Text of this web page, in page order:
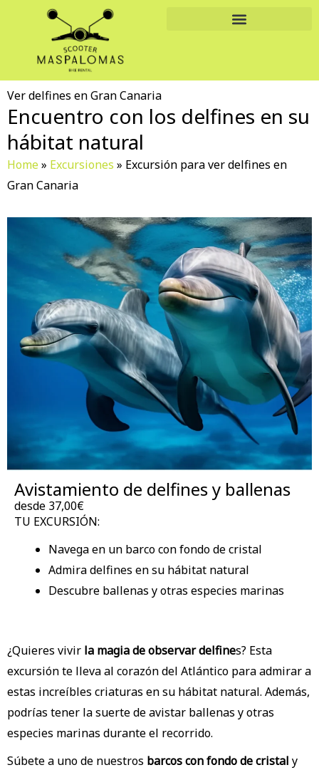
Ver delfines en Gran Canaria
Encuentro con los delfines en su
hábitat natural
Home» Excursiones » Excursión para ver delfines en
Gran Canaria
Avistamiento de delfines y ballenas
desde 37,00€
TU EXCURSIÓN:
Navega en un barco con fondo de cristal
Admira delfines en su hábitat natural
Descubre ballenas y otras especies marinas
¿Quieres vivir la magia de observar delfines? Esta
excursión te lleva al corazón del Atlántico para admirar a
estas increíbles criaturas en su hábitat natural. Además,
podrías tener la suerte de avistar ballenas y otras
especies marinas durante el recorrido.
Súbete a uno de nuestros barcos con fondo de cristal y